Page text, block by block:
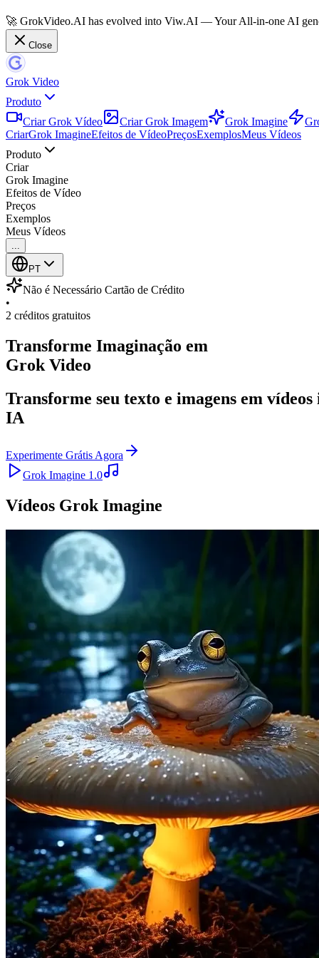
🚀 GrokVideo.AI has evolved into Viw.AI — Your All-in-one AI
Close
Grok Video
Produto
Criar Grok Vídeo
Criar Grok Imagem Grok Imagine
CriarGrok ImagineEfeitos de VídeoPreçosExemplosMeus Vídeos
Produto
Criar
Grok Imagine
Efeitos de Vídeo
Preços
Exemplos
Meus Vídeos
...
PT
Não é Necessário Cartão de Crédito
•
2 créditos gratuitos
Transforme Imaginação em
Grok Video
Transforme seu texto e imagens em
IA
Experimente Grátis Agora
Grok Imagine 1.0
Vídeos Grok Imagine